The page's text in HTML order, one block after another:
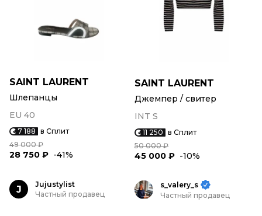
SAINT LAURENT
Шлепанцы
EU 40
7 188 в Сплит
49 000 ₽
28 750 ₽ -41%
SAINT LAURENT
Джемпер / свитер
INT S
11 250 в Сплит
50 000 ₽
45 000 ₽ -10%
J
Jujustylist
Частный продавец
s_valery_s
Частный продавец